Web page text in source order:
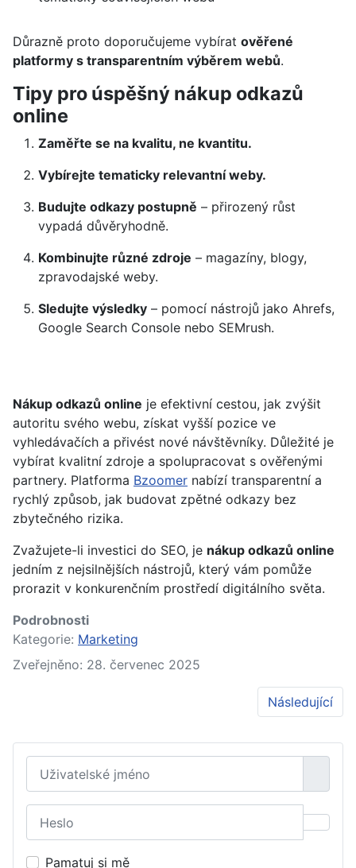
Důrazně proto doporučujeme vybírat ověřené
platformy s transparentním výběrem webů.
Tipy pro úspěšný nákup odkazů
online
Zaměřte se na kvalitu, ne kvantitu.
Vybírejte tematicky relevantní weby.
Budujte odkazy postupně – přirozený růst
vypadá důvěryhodně.
Kombinujte různé zdroje – magazíny, blogy,
zpravodajské weby.
Sledujte výsledky – pomocí nástrojů jako Ahrefs,
Google Search Console nebo SEMrush.
Nákup odkazů online je efektivní cestou, jak zvýšit
autoritu svého webu, získat vyšší pozice ve
vyhledávačích a přivést nové návštěvníky. Důležité je
vybírat kvalitní zdroje a spolupracovat s ověřenými
partnery. Platforma Bzoomer nabízí transparentní a
rychlý způsob, jak budovat zpětné odkazy bez
zbytečného rizika.
Zvažujete-li investici do SEO, je nákup odkazů online
jedním z nejsilnějších nástrojů, který vám pomůže
prorazit v konkurenčním prostředí digitálního světa.
Podrobnosti
Kategorie: Marketing
Zveřejněno: 28. červenec 2025
Další článek:
Následující
Uživatelské jméno
Pamatuj si mě